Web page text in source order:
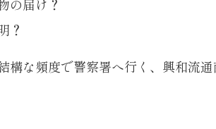
の届け？
？
構な頻度で警察署へ行く、興和流通